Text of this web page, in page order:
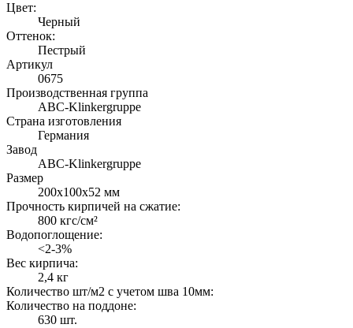
Цвет:
Черный
Оттенок:
Пестрый
Артикул
0675
Производственная группа
ABC-Klinkergruppe
Страна изготовления
Германия
Завод
ABC-Klinkergruppe
Размер
200х100х52 мм
Прочность кирпичей на сжатие:
800 кгс/см²
Водопоглощение:
<2-3%
Вес кирпича:
2,4 кг
Количество шт/м2 с учетом шва 10мм:
Количество на поддоне:
630 шт.